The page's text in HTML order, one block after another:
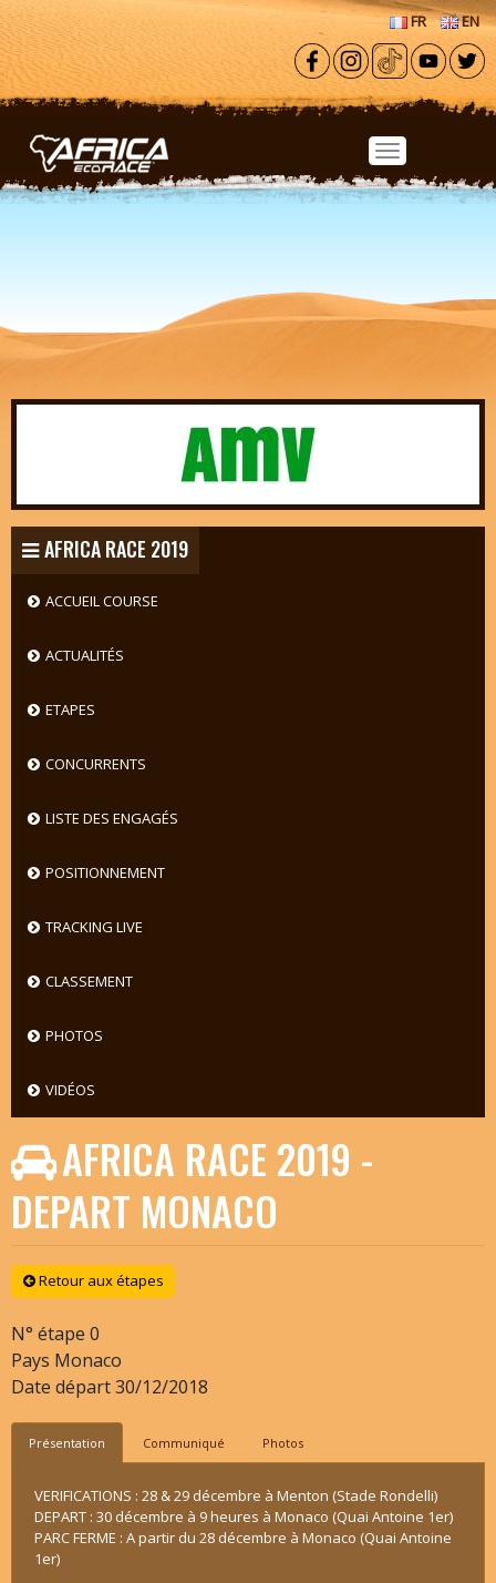
Aller au contenu principal
FR EN
AFRICA RACE 2019
ACCUEIL COURSE
ACTUALITÉS
ETAPES
CONCURRENTS
LISTE DES ENGAGÉS
POSITIONNEMENT
TRACKING LIVE
CLASSEMENT
PHOTOS
VIDÉOS
AFRICA RACE 2019 -
DEPART MONACO
Retour aux étapes
N° étape 0
Pays Monaco
Date départ30/12/2018
Présentation Communiqué Photos
VERIFICATIONS : 28 & 29 décembre à Menton (Stade Rondelli)
DEPART : 30 décembre à 9 heures à Monaco (Quai Antoine 1er)
PARC FERME : A partir du 28 décembre à Monaco (Quai Antoine
1er)